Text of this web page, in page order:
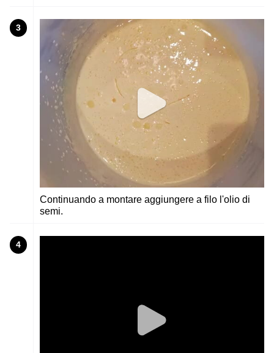
3
Continuando a montare aggiungere a filo l'olio di
semi.
4